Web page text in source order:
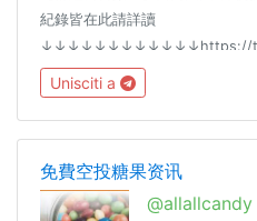
紀錄皆在此請詳讀
↓↓↓↓↓↓↓↓↓↓↓↓https://
規】
↓↓↓↓↓↓↓↓↓↓↓↓https://
何問題請私訊管理員:曾成功
Unisciti a
免費空投糖果资讯
@allallcandy